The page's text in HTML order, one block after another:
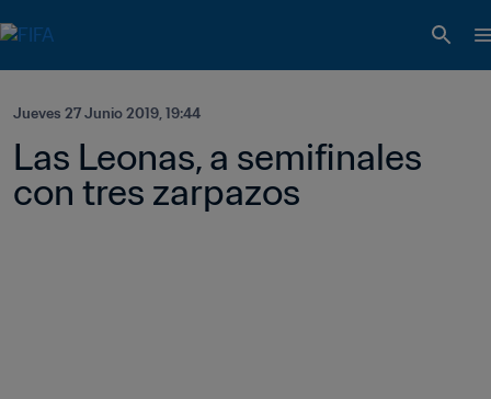
Jueves 27 Junio 2019, 19:44
Las Leonas, a semifinales
con tres zarpazos